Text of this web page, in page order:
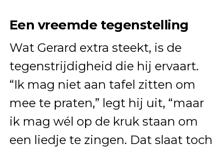
Een vreemde tegenstelling
Wat Gerard extra steekt, is de
tegenstrijdigheid die hij ervaart.
“Ik mag niet aan tafel zitten om
mee te praten,” legt hij uit, “maar
ik mag wél op de kruk staan om
een liedje te zingen. Dat slaat toch